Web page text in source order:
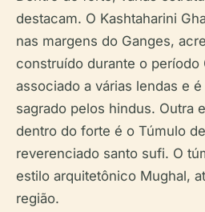
destacam. O Kashtaharini
nas margens do Ganges,
construído durante o período
associado a várias lendas e
sagrado pelos hindus. Outra
dentro do forte é o Túmulo
reverenciado santo sufi. O
estilo arquitetônico Mughal,
região.